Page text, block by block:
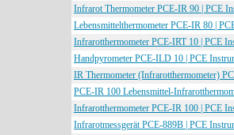
Infrarot Thermometer PCE-IR 90 | PCE
Lebensmittelthermometer PCE-IR 80 |
Infrarotthermometer PCE-IRT 10 | PCE
Handpyrometer PCE-ILD 10 | PCE
IR Thermometer (Infrarotthermometer)
PCE-IR 100 Lebensmittel-
Infrarotthermometer PCE-IR 100 | PCE
Infrarotmessgerät PCE-889B | PCE